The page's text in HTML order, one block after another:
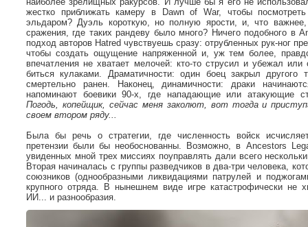
жестко приближать камеру в Dawn of War, чтобы
эльдаром? Дуэль короткую, но полную ярости, и, что
сражения, где таких рандеву было много? Ничего подобного в
подход авторов Hatred чувствуешь сразу: отрубленных рук-ног
чтобы создать ощущение напряженной и, уж тем более,
впечатления не хватает мелочей: кто-то струсил и убежал
биться кулаками. Драматичности: один боец закрыл
смертельно ранен. Наконец, динамичности: драки
напоминают боевики 90-х, где нападающие или атакующие
Погодь, копейщик, сейчас меня заколют, вот тогда и
своем втором ряду...
Была бы речь о стратегии, где численность войск
претензии были бы необоснованны. Возможно, в Ancestors
увиденных мной трех миссиях поуправлять дали всего
Вторая начиналась с группы разведчиков в два-три человека,
союзников (однообразными ликвидациями патрулей и
крупного отряда. В нынешнем виде игре катастрофически не
ИИ... и разнообразия.